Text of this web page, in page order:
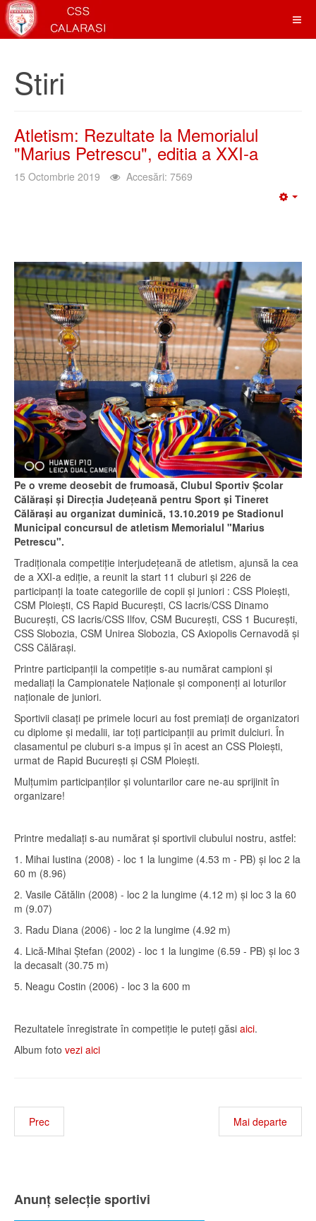
Stiri
Atletism: Rezultate la Memorialul
"Marius Petrescu", editia a XXI-a
15 Octombrie 2019 Accesări: 7569
Pe o vreme deosebit de frumoasă, Clubul Sportiv Școlar
Călărași și Direcția Județeană pentru Sport și Tineret
Călărași au organizat duminică, 13.10.2019 pe Stadionul
Municipal concursul de atletism Memorialul "Marius
Petrescu".
Tradiționala competiție interjudețeană de atletism, ajunsă la cea
de a XXI-a ediție, a reunit la start 11 cluburi și 226 de
participanți la toate categoriile de copii și juniori : CSS Ploiești,
CSM Ploiești, CS Rapid București, CS Iacris/CSS Dinamo
București, CS Iacris/CSS Ilfov, CSM București, CSS 1 București,
CSS Slobozia, CSM Unirea Slobozia, CS Axiopolis Cernavodă și
CSS Călărași.
Printre participanții la competiție s-au numărat campioni și
medaliați la Campionatele Naționale și componenți ai loturilor
naționale de juniori.
Sportivii clasați pe primele locuri au fost premiați de organizatori
cu diplome și medalii, iar toți participanții au primit dulciuri. În
clasamentul pe cluburi s-a impus și în acest an CSS Ploiești,
urmat de Rapid București și CSM Ploiești.
Mulțumim participanților și voluntarilor care ne-au sprijinit în
organizare!
Printre medaliați s-au numărat și sportivii clubului nostru, astfel:
1. Mihai Iustina (2008) - loc 1 la lungime (4.53 m - PB) și loc 2 la
60 m (8.96)
2. Vasile Cătălin (2008) - loc 2 la lungime (4.12 m) și loc 3 la 60
m (9.07)
3. Radu Diana (2006) - loc 2 la lungime (4.92 m)
4. Lică-Mihai Ștefan (2002) - loc 1 la lungime (6.59 - PB) și loc 3
la decasalt (30.75 m)
5. Neagu Costin (2006) - loc 3 la 600 m
Rezultatele înregistrate în competiție le puteți găsi aici.
Album foto vezi aici
Prec Mai departe
Anunț selecție sportivi